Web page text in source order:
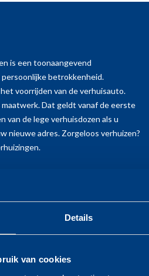
Details
van cookies
is een toonaangevend
betrokkenheid.
voorrijden van de verhuisauto.
Dat geldt vanaf de eerste
van de lege verhuisdozen als u
nieuwe adres. Zorgeloos verhuizen?